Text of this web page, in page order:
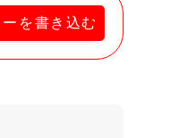
を書き込む